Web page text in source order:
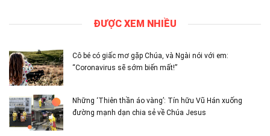
ĐƯỢC XEM NHIỀU
Cô bé có giấc mơ gặp Chúa, và Ngài nói với em:
“Coronavirus sẽ sớm biến mất!”
Những ‘Thiên thần áo vàng’: Tín hữu Vũ Hán xuống
đường mạnh dạn chia sẻ về Chúa Jesus